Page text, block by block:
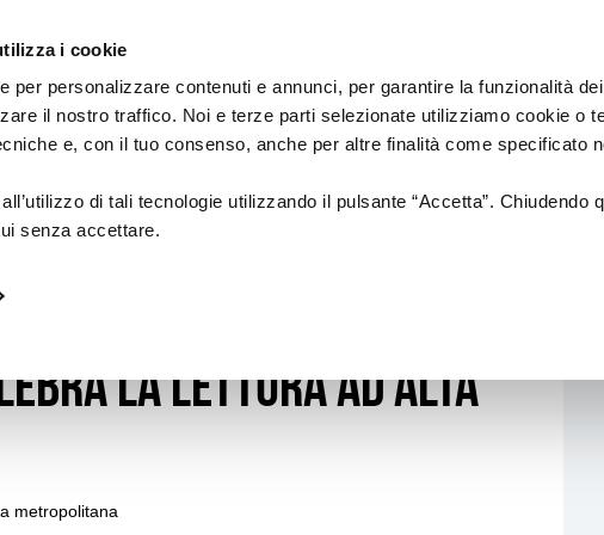
i cookie
per personalizzare contenuti e annunci, per garantire la funzionalità
il nostro traffico. Noi e terze parti selezionate utilizziamo cookie o
e, con il tuo consenso, anche per altre finalità come specificato
di tali tecnologie utilizzando il pulsante “Accetta”. Chiudendo
senza accettare.
FINANZIAMENTI CARNEVALI
Assessorato
Cultura
Paesaggio
il progetto di Anna
la lettura ad alta
metropolitana